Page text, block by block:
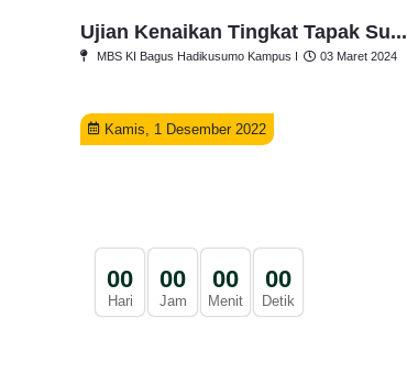
Ujian Kenaikan Tingkat Tapak Su...
MBS KI Bagus Hadikusumo Kampus I 03 Maret 2024
Kamis, 1 Desember 2022
00
Hari
00
Jam
00
Menit
00
Detik